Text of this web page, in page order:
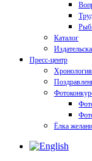
Каталог
Пресс-центр
Ёлка